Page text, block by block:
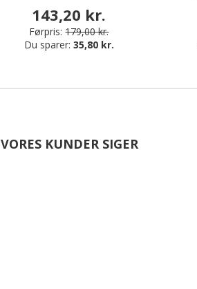
143,20 kr.
Førpris: 179,00 kr.
Du sparer: 35,80 kr.
VORES KUNDER SIGER